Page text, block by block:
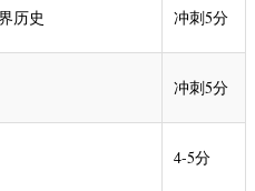
历史 冲刺5分
冲刺5分
4-5分